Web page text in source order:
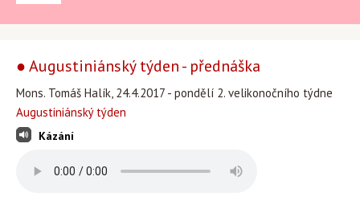
● Augustiniánský týden - přednáška
Mons. Tomáš Halík, 24.4.2017 - pondělí 2. velikonočního týdne
Augustiniánský týden
Kázání